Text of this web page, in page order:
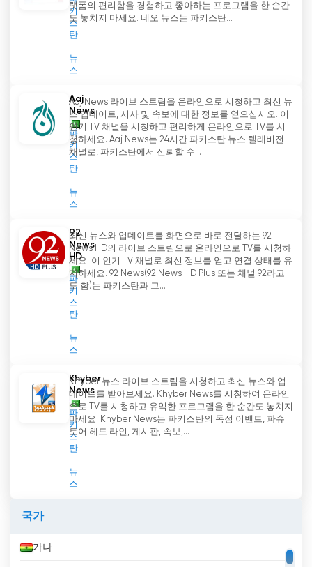
키
스
탄
뉴
스
랫폼의 편리함을 경험하고 좋아하는 프로그램을 한 순간
도 놓치지 마세요. 네오 뉴스는 파키스탄...
Aaj
News
파
키
스
탄
뉴
스
Aaj News 라이브 스트림을 온라인으로 시청하고 최신 뉴
스 업데이트, 시사 및 속보에 대한 정보를 얻으십시오. 이
인기 TV 채널을 시청하고 편리하게 온라인으로 TV를 시
청하세요. Aaj News는 24시간 파키스탄 뉴스 텔레비전
채널로, 파키스탄에서 신뢰할 수...
92
News
HD
파
키
스
탄
뉴
스
최신 뉴스와 업데이트를 화면으로 바로 전달하는 92
News HD의 라이브 스트림으로 온라인으로 TV를 시청하
세요. 이 인기 TV 채널로 최신 정보를 얻고 연결 상태를 유
지하세요. 92 News(92 News HD Plus 또는 채널 92라고
도 함)는 파키스탄과 그...
Khyber
News
파
키
스
탄
뉴
스
Khyber 뉴스 라이브 스트림을 시청하고 최신 뉴스와 업
데이트를 받아보세요. Khyber News를 시청하여 온라인
으로 TV를 시청하고 유익한 프로그램을 한 순간도 놓치지
마세요. Khyber News는 파키스탄의 독점 이벤트, 파슈
토어 헤드 라인, 게시판, 속보,...
국가
가나